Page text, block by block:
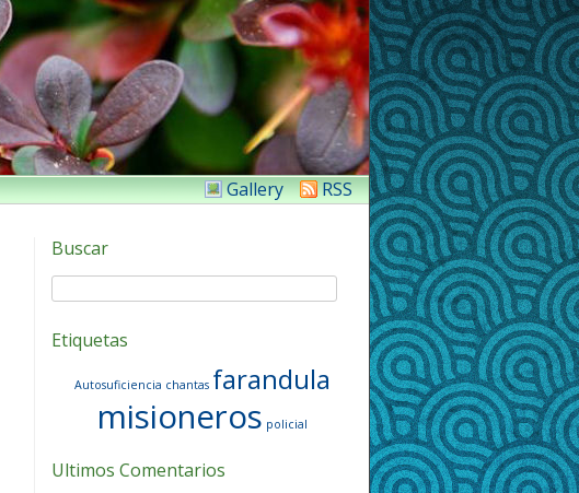
RSS
Gallery
Buscar
Etiquetas
Autosuficiencia chantas farandula
misioneros policial
Ultimos Comentarios